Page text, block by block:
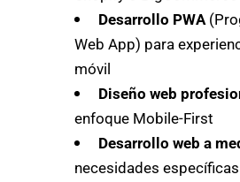
Desarrollo PWA
Web App) para
móvil
Diseño web
enfoque Mobile-First
Desarrollo web a
necesidades específicas